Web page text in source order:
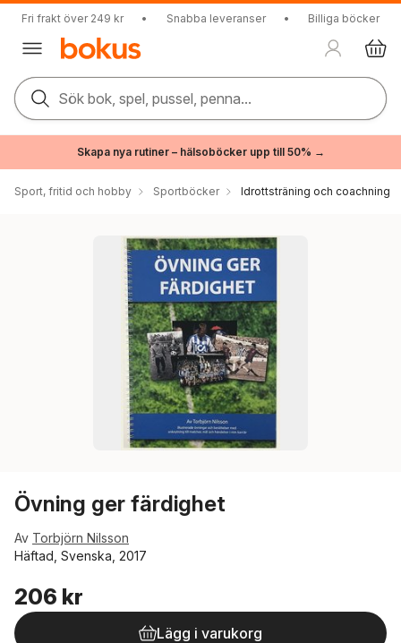
Fri frakt över 249 kr • Snabba leveranser • Billiga böcker
Sök bok, spel, pussel, penna...
Skapa nya rutiner – hälsoböcker upp till 50% →
Sport, fritid och hobby Sportböcker Idrottsträning och coachning
Övning ger färdighet
Av Torbjörn Nilsson
Häftad, Svenska, 2017
206 kr
Lägg i varukorg